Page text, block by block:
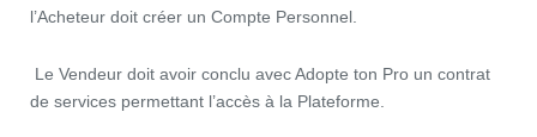
l’Acheteur doit créer un Compte Personnel.
Le Vendeur doit avoir conclu avec Adopte ton Pro un contrat
de services permettant l’accès à la Plateforme.